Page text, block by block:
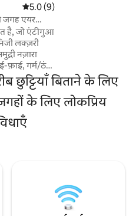
औसत रेटिंग 5 में से 5.0, 9 समीक्षाएँ
5.0 (9)
जगह एयर
है, जो एंटीगुआ
लक्ज़री
नज़ारा
फ़ाई, गर्म/ठंडे
3 क्वीन बेडरूम,
शांत सड़क पर
8 तक
मेहमान और 1
और बेडरूम के
अंतिम कीमत
छुट्टियाँ बिताने के लिए
के लिए लोकप्रिय